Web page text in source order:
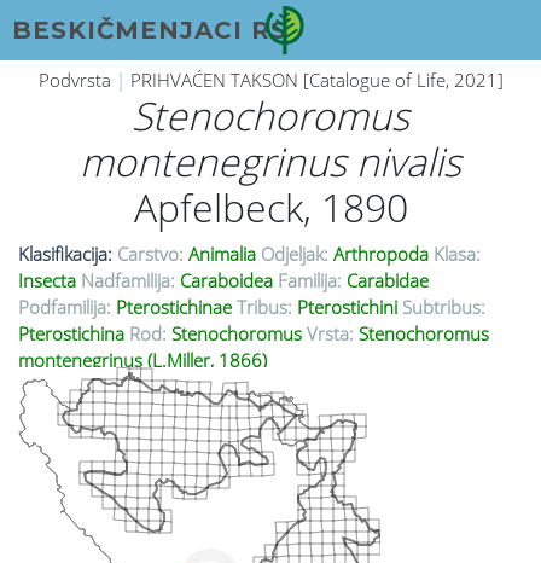
BESKIČMENJACI RS
Podvrsta | PRIHVAĆEN TAKSON [Catalogue of Life, 2021]
Stenochoromus
montenegrinus nivalis
Apfelbeck, 1890
Klasifikacija: Carstvo: Animalia Odjeljak: Arthropoda Klasa:
Insecta Nadfamilija: Caraboidea Familija: Carabidae
Podfamilija: Pterostichinae Tribus: Pterostichini Subtribus:
Pterostichina Rod: Stenochoromus Vrsta: Stenochoromus
montenegrinus (L.Miller, 1866)